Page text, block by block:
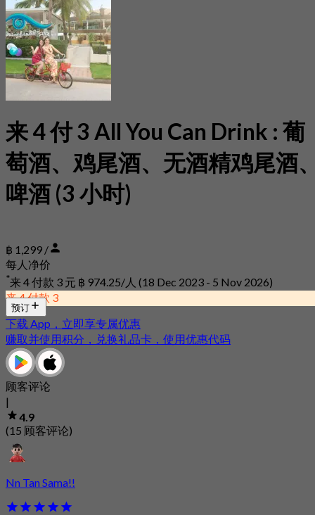
来 4 付 3 All You Can Drink : 葡
萄酒、鸡尾酒、无酒精鸡尾酒
啤酒 (3 小时)
฿ 1,299 /
每人净价
*来 4 付款 3 元 ฿ 974.25/人 (18 Dec 2023 - 5 Nov 2026)
来 4 付款 3
预订
下载 App，立即享专属优惠
赚取并使用积分，兑换礼品卡，使用优惠代码
顾客评论
|
4.9
(15 顾客评论)
Nn Tan Sama!!